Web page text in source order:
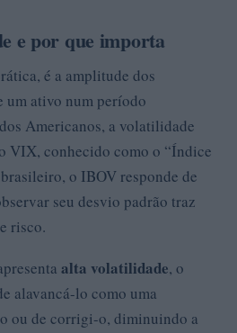
e por que importa
é a amplitude dos
um ativo num período
Americanos, a volatilidade
VIX, conhecido como o “Índice
o IBOV responde de
seu desvio padrão traz
risco.
alta volatilidade, o
alavancá-lo como uma
ou de corrigi-o, diminuindo a